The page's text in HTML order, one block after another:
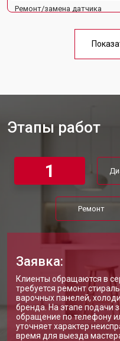
Ремонт/замена датчика
Замена дефростера
Замена нагревателя оттайки
Замена реле холодильника
Устранение утечки
Этапы работ
1
Ремонт
Заявка:
Клиенты обращаются в
требуется ремонт
варочных панелей,
бренда. На этапе подачи
обращение по телефону
уточняет характер
время для выезда